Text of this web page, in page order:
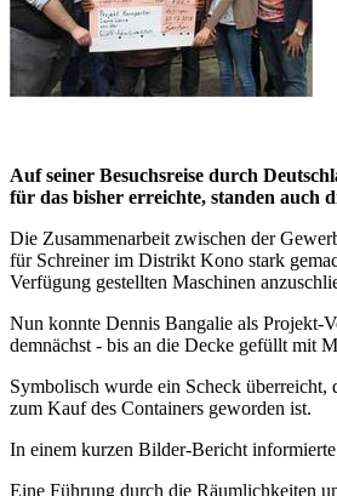
Auf seiner Besuchsreise durch
für das bisher erreichte, standen auch
Die Zusammenarbeit zwischen der
für Schreiner im Distrikt Kono stark
Verfügung gestellten Maschinen
Nun konnte Dennis Bangalie als Projekt-
demnächst - bis an die Decke gefüllt mit
Symbolisch wurde ein Scheck
zum Kauf des Containers geworden ist.
In einem kurzen Bilder-Bericht
Eine Führung durch die Räumlichkeiten